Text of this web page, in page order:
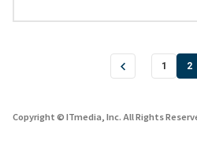
1 2
Copyright © ITmedia, Inc. All Rights